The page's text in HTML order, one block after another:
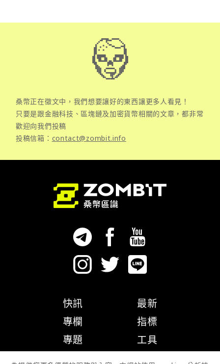
桑幣正在徵文中，我們想要讓好的東西讓更多人看見！
只要是跟金融科技、區塊鏈及加密貨幣相關的文章，都非常
歡迎向我們投稿
投稿信箱： contact@zombit.info
快訊
專欄
專題
最新
指標
工具